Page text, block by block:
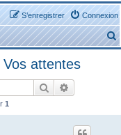
Connexion
S’enregistrer
e
attentes
Rechercher
1